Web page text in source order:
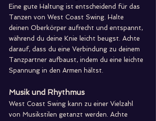
Eine gute Haltung ist entscheidend für das
Tanzen von West Coast Swing. Halte
deinen Oberkörper aufrecht und entspannt,
während du deine Knie leicht beugst. Achte
darauf, dass du eine Verbindung zu deinem
Tanzpartner aufbaust, indem du eine leichte
Spannung in den Armen hältst.
Musik und Rhythmus
West Coast Swing kann zu einer Vielzahl
von Musikstilen getanzt werden. Achte